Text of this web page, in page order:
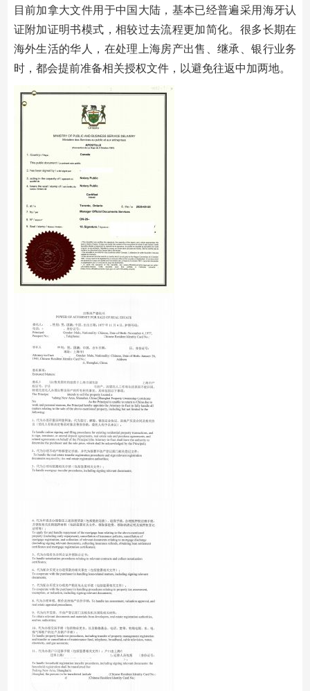
目前加拿大文件用于中国大陆，基本已经普遍采用海牙认
证附加证明书模式，相较过去流程更加简化。很多长期在
海外生活的华人，在处理上海房产出售、继承、银行业务
时，都会提前准备相关授权文件，以避免往返中加两地。